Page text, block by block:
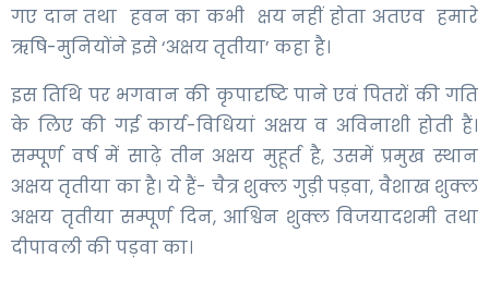
गए दान तथा हवन का कभी क्षय नहीं होता अतएव हमारे
ऋषि-मुनियोंने इसे ‘अक्षय तृतीया’ कहा है।
इस तिथि पर भगवान की कृपादृष्टि पाने एवं पितरों की गति
के लिए की गई कार्य-विधियां अक्षय व अविनाशी होती हैं।
सम्पूर्ण वर्ष में साढ़े तीन अक्षय मुहूर्त है, उसमें प्रमुख स्थान
अक्षय तृतीया का है। ये हैं- चैत्र शुक्ल गुड़ी पड़वा, वैशाख शुक्ल
अक्षय तृतीया सम्पूर्ण दिन, आश्विन शुक्ल विजयादशमी तथा
दीपावली की पड़वा का।